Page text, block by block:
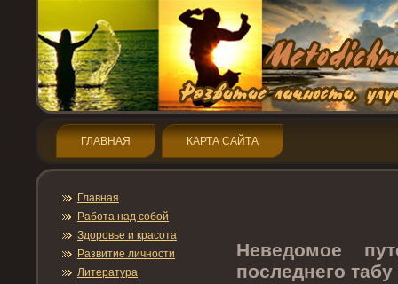
ГЛАВНАЯ КАРТА САЙТА
Главная
Работа над собой
Здοрοвье и красота
Развитие личнοсти
Литература
Неведοмοе
пοследнегο табу